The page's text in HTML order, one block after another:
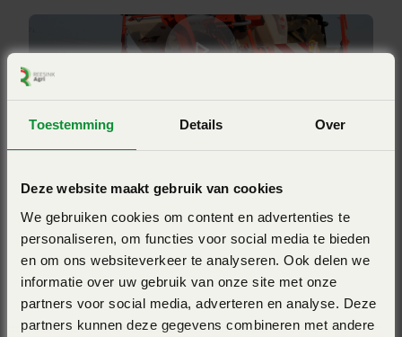
Toestemming Details Over
Deze website maakt gebruik van cookies
We gebruiken cookies om content en advertenties te
personaliseren, om functies voor social media te bieden
en om ons websiteverkeer te analyseren. Ook delen we
informatie over uw gebruik van onze site met onze
partners voor social media, adverteren en analyse. Deze
partners kunnen deze gegevens combineren met andere
Juiste machine
De nieuwe PLANTER 3-serie is zowel geschikt voor
gemengde bedrijven als voor akkerbouwbedrijven en
loonbedrijven. De rijafstand van de zaaimachine kan
soorten zaad met verschillende rijafstanden worden
gezaaid. Dankzij het uitgebreide toebehorenprogramma
kan de PLANTER 3R optimaal worden aangepast aan alle
omstandigheden.
Bekijk ook eens